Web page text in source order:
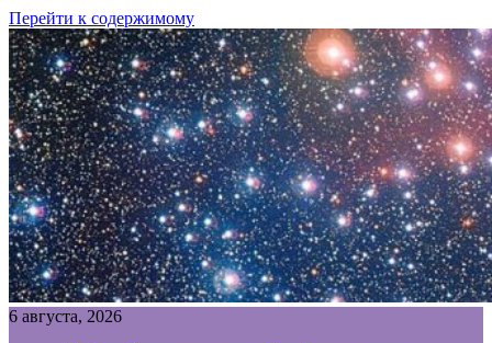
Перейти к содержимому
6 августа, 2026